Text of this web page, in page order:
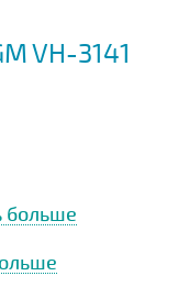
VH-3141
больше